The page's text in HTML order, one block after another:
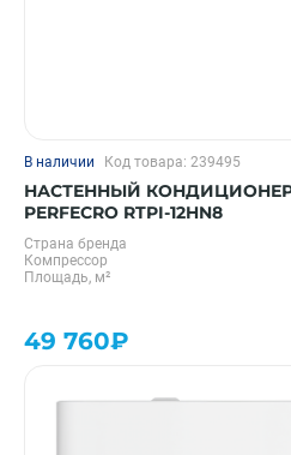
В наличии Код товара: 239495
НАСТЕННЫЙ КОНДИЦИОНЕР
PERFECRO RTPI-12HN8
Страна бренда
Компрессор
Площадь, м²
49 760₽